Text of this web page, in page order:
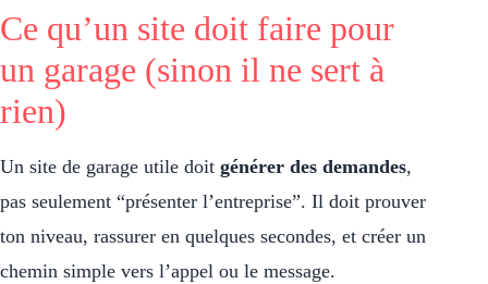
Ce qu’un site doit faire pour
un garage (sinon il ne sert à
rien)
Un site de garage utile doit générer des demandes,
pas seulement “présenter l’entreprise”. Il doit prouver
ton niveau, rassurer en quelques secondes, et créer un
chemin simple vers l’appel ou le message.